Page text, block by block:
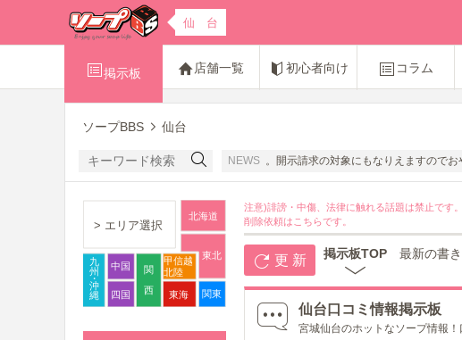
仙 台
掲示板 店舗一覧 初心者向け コラム
ソープBBS 仙台
NEWS
たちの名誉感情を害する書き込みは禁止です。開示請求の対象にもなりえますのでおやめく
> エリア選択
中国
四国 東海
甲信越
北陸
東北
関東
北海道
九
州
・
沖
縄
関
西
注意)誹謗・中傷、法律に触れる話題は禁止です
削除依頼は こちらです。
更 新 掲示板TOP 最新の書
仙台口コミ情報掲示板
宮城仙台のホットなソープ情報！